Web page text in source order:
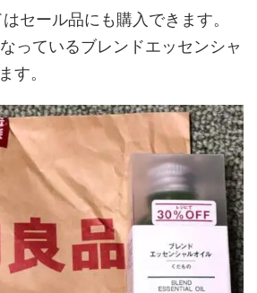
セール品にも購入できます。
っているブレンドエッセンシャ
す。